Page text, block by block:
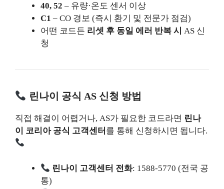
40, 52 – 유량·온도 센서 이상
C1 – CO 경보 (즉시 환기 및 전문가 점검)
어떤 코드든 리셋 후 동일 에러 반복 시 AS 신
청
린나이 공식 AS 신청 방법
직접 해결이 어렵거나, AS가 필요한 코드라면 린나
이 코리아 공식 고객센터 를 통해 신청하시면 됩니다.
린나이 고객센터 전화: 1588-5770 (전국 공
통)